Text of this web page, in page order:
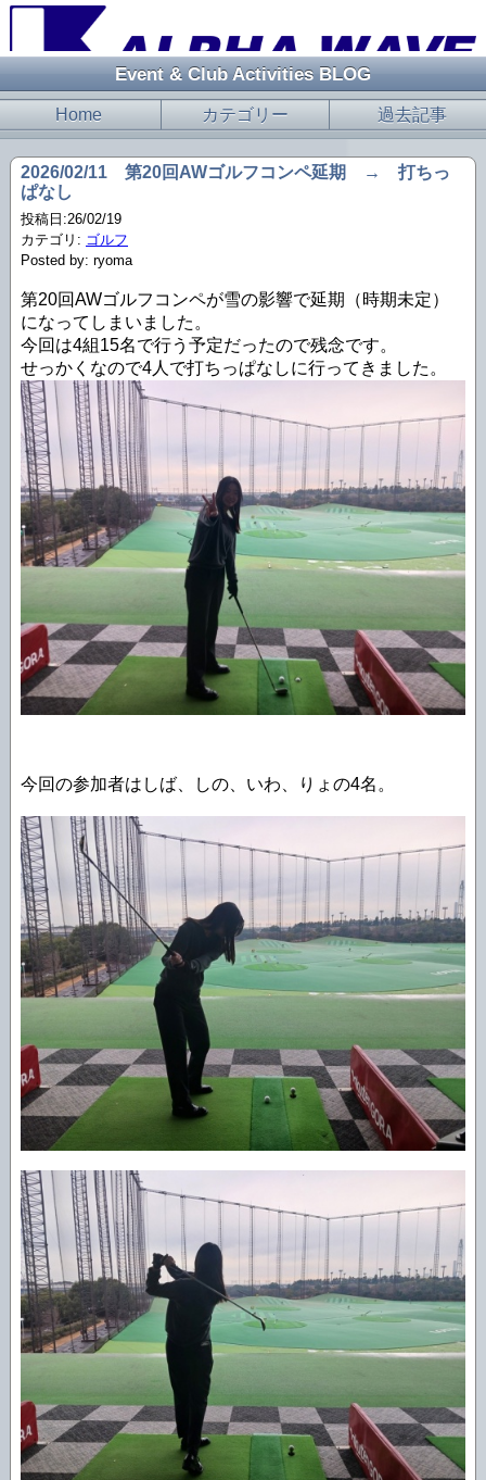
Event & Club Activities BLOG
Home カテゴリー 過去記事
2026/02/11 第20回AWゴルフコンペ延期 → 打ちっ
ぱなし
投稿日:26/02/19
カテゴリ: ゴルフ
Posted by: ryoma
第20回AWゴルフコンペが雪の影響で延期（時期未定）
になってしまいました。
今回は4組15名で行う予定だったので残念です。
せっかくなので4人で打ちっぱなしに行ってきました。
今回の参加者はしば、しの、いわ、りょの4名。